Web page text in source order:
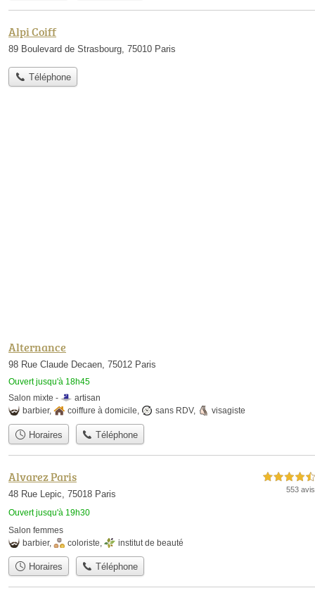
Alpi Coiff
89 Boulevard de Strasbourg, 75010 Paris
Téléphone
Alternance
98 Rue Claude Decaen, 75012 Paris
Ouvert jusqu'à 18h45
Salon mixte -
artisan
barbier, coiffure à domicile, sans RDV, visagiste
Horaires Téléphone
Alvarez Paris
48 Rue Lepic, 75018 Paris
Ouvert jusqu'à 19h30
4,5 étoiles sur 5
553 avis
Salon femmes
barbier, coloriste institut de beauté
Horaires Téléphone